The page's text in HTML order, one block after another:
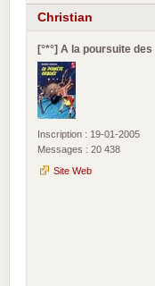
Christian
[°*°] A la poursuite
Inscription : 19-01-2005
Messages : 20 438
Site Web